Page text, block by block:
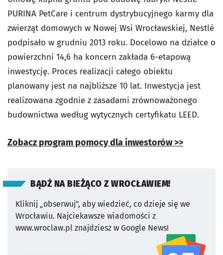
PURINA PetCare i centrum dystrybucyjnego karmy dla
zwierząt domowych w Nowej Wsi Wrocławskiej, Nestlé
podpisało w grudniu 2013 roku. Docelowo na działce o
powierzchni 14,6 ha koncern zakłada 6-etapową
inwestycję. Proces realizacji całego obiektu
planowany jest na najbliższe 10 lat. Inwestycja jest
realizowana zgodnie z zasadami zrównoważonego
budownictwa według wytycznych certyfikatu LEED.
Zobacz program pomocy dla inwestorów >>
BĄDŹ NA BIEŻĄCO Z WROCŁAWIEM!
Kliknij „obserwuj”, aby wiedzieć, co dzieje się we
Wrocławiu. Najciekawsze wiadomości z
www.wroclaw.pl znajdziesz w Google News!